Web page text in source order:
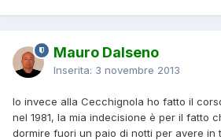
Mauro Dalseno
Inserita: 3 novembre 2013
Io invece alla Cecchignola ho fatto il
nel 1981, la mia indecisione è per il fatto
dormire fuori un paio di notti per avere in